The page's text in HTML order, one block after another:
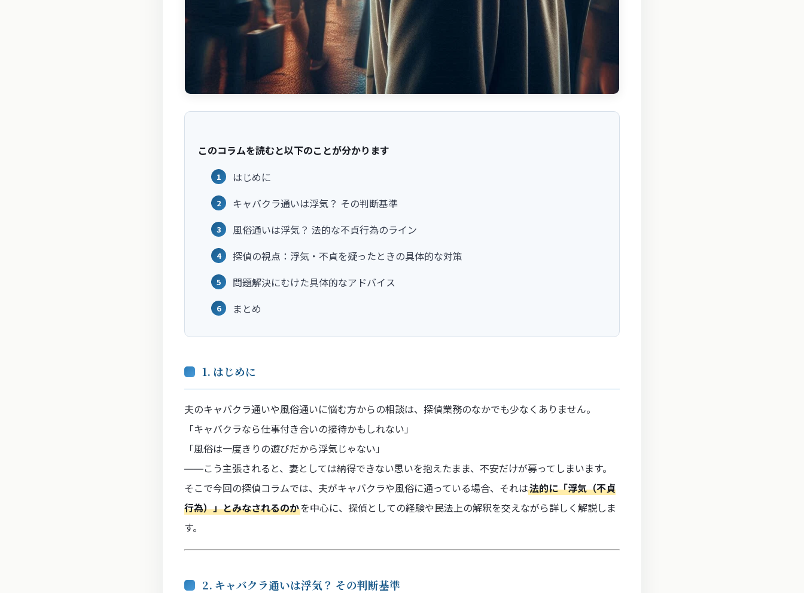
このコラムを読むと以下のことが分かります
はじめに
キャバクラ通いは浮気？ その判断基準
風俗通いは浮気？ 法的な不貞行為のライン
探偵の視点：浮気・不貞を疑ったときの具体的な対策
問題解決にむけた具体的なアドバイス
まとめ
1. はじめに
夫のキャバクラ通いや風俗通いに悩む方からの相談は、探偵業務のなかでも少なくありません。
「キャバクラなら仕事付き合いの接待かもしれない」
「風俗は一度きりの遊びだから浮気じゃない」
――こう主張されると、妻としては納得できない思いを抱えたまま、不安だけが募ってしまいます。
そこで今回の探偵コラムでは、夫がキャバクラや風俗に通っている場合、それは法的に「浮気（不貞
行為）」とみなされるのかを中心に、探偵としての経験や民法上の解釈を交えながら詳しく解説しま
す。
2. キャバクラ通いは浮気？ その判断基準